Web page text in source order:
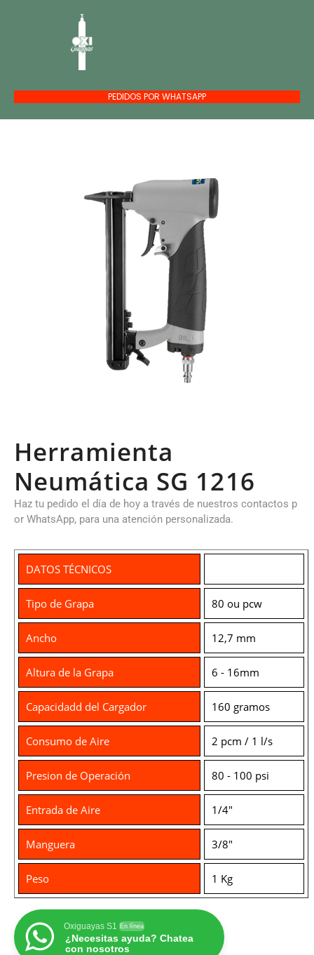
PEDIDOS POR WHATSAPP
Herramienta
Neumática SG 1216
Haz tu pedido el día de hoy a través de nuestros contactos p
or WhatsApp, para una atención personalizada.
DATOS TÉCNICOS
Tipo de Grapa 80 ou pcw
Ancho 12,7 mm
Altura de la Grapa 6 - 16mm
Capacidadd del Cargador 160 gramos
Consumo de Aire 2 pcm / 1 l/s
Presion de Operación 80 - 100 psi
Entrada de Aire 1/4"
Manguera 3/8"
Peso 1 Kg
Oxiguayas S1 En línea
¿Necesitas ayuda? Chatea
con nosotros